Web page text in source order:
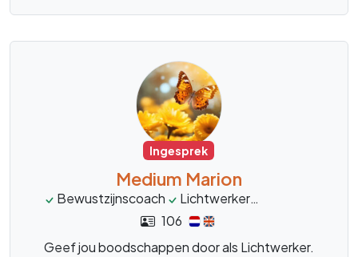
Ingesprek
Medium Marion
Bewustzijnscoach Lichtwerker
106
Geef jou boodschappen door als Lichtwerker.